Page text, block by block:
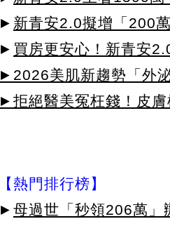
► 新青安2.0擬增「200
► 買房更安心！新青安
►2026美肌新趨勢「外
►拒絕醫美冤枉錢！皮
【熱門排行榜】
► 母過世「秒領206萬」